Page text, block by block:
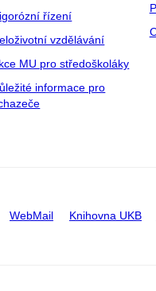
řízení
vzdělávání
MU pro středoškoláky
informace pro
WebMail Knihovna UKB